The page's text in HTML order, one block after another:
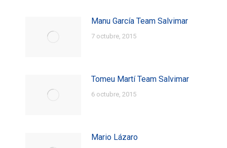
Manu García Team Salvimar
7 octubre, 2015
Tomeu Martí Team Salvimar
6 octubre, 2015
Mario Lázaro